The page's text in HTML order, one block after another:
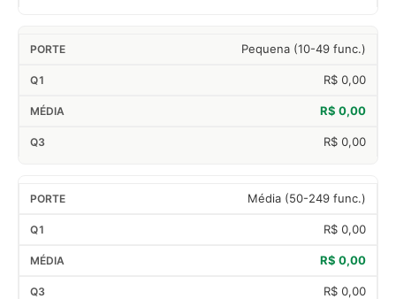
Pequena (10-49 func.)
R$ 0,00
R$ 0,00
R$ 0,00
Média (50-249 func.)
R$ 0,00
R$ 0,00
R$ 0,00